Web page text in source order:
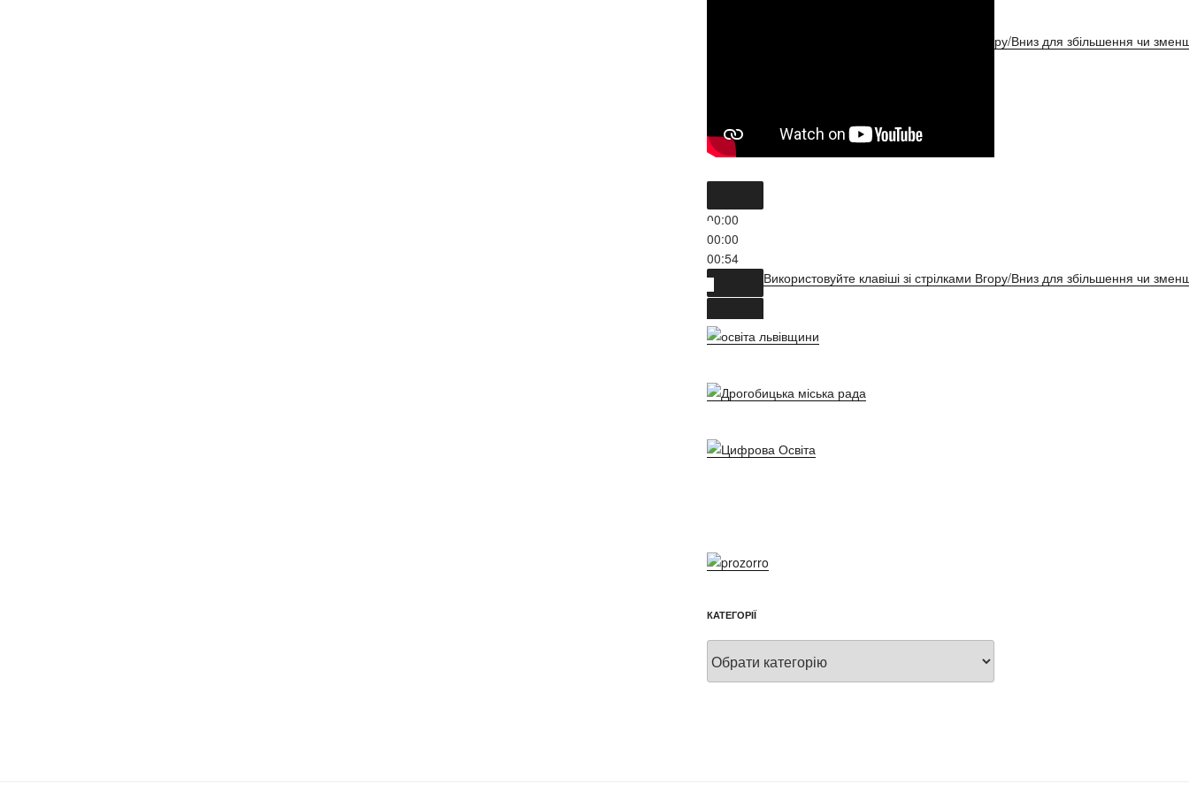
Використовуйте клавіші зі стрілками Вгору/Вниз для збільшення чи
00:00
00:00
00:54
Використовуйте клавіші зі стрілками Вгору/Вниз для збільшення чи
КАТЕГОРІЇ